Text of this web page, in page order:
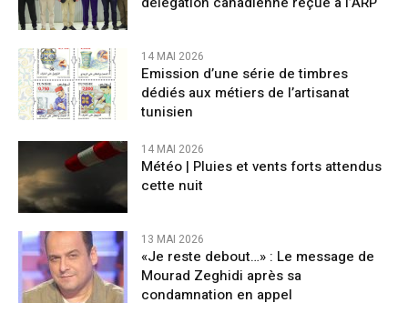
14 MAI 2026
Emission d’une série de timbres
dédiés aux métiers de l’artisanat
tunisien
14 MAI 2026
Météo | Pluies et vents forts attendus
cette nuit
13 MAI 2026
«Je reste debout…» : Le message de
Mourad Zeghidi après sa
condamnation en appel